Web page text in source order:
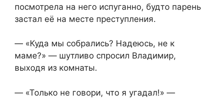
посмотрела на него испуганно, будто парень
застал её на месте преступления.
— «Куда мы собрались? Надеюсь, не к
маме?» — шутливо спросил Владимир,
выходя из комнаты.
— «Только не говори, что я угадал!» —